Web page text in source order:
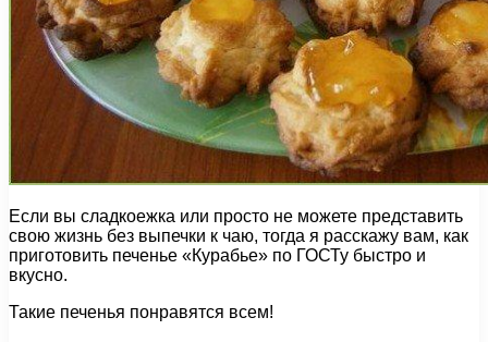
Если вы сладкоежка или просто не можете представить
свою жизнь без выпечки к чаю, тогда я расскажу вам, как
приготовить печенье «Курабье» по ГОСТу быстро и
вкусно.
Такие печенья понравятся всем!